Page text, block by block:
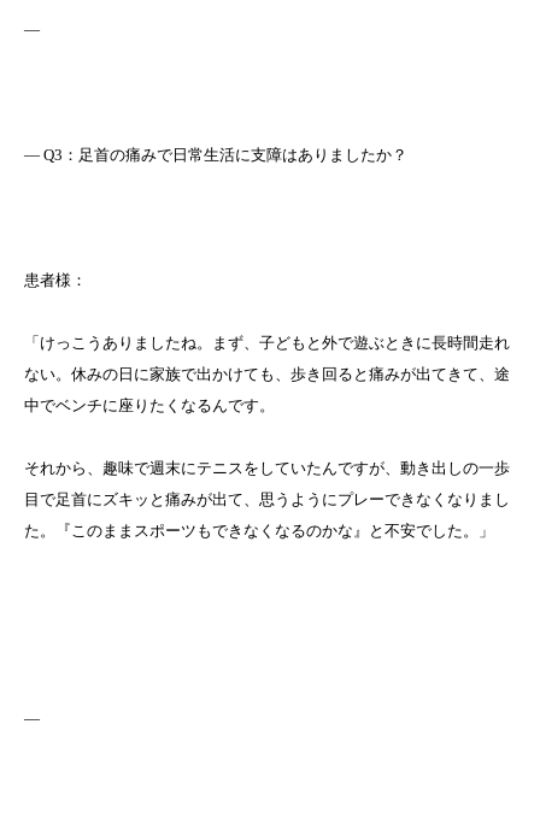
—
― Q3：足首の痛みで日常生活に支障はありましたか？
患者様：
「けっこうありましたね。まず、子どもと外で遊ぶときに長時間走れ
ない。休みの日に家族で出かけても、歩き回ると痛みが出てきて、途
中でベンチに座りたくなるんです。
それから、趣味で週末にテニスをしていたんですが、動き出しの一歩
目で足首にズキッと痛みが出て、思うようにプレーできなくなりまし
た。『このままスポーツもできなくなるのかな』と不安でした。」
—